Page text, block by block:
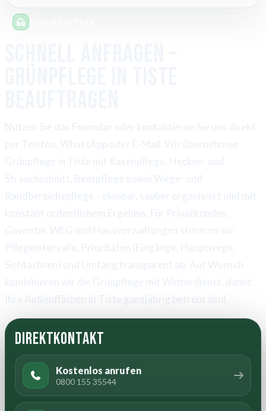
Ihre Außenflächen in Tiste ganzjährig betreut sind.
Direktkontakt
Kostenlos anrufen
0800 155 35544